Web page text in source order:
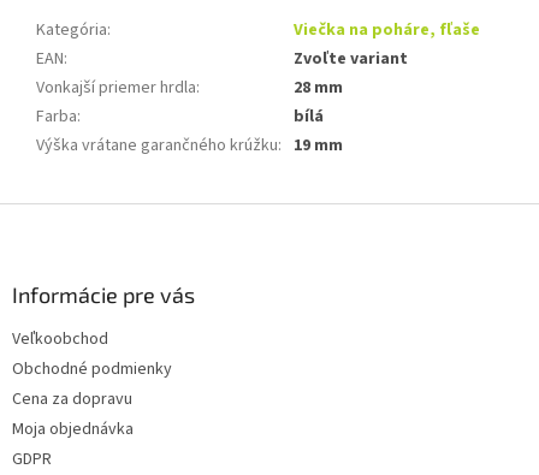
Kategória:
Viečka na poháre, fľaše
EAN:
Zvoľte variant
Vonkajší priemer hrdla:
28 mm
Farba:
bílá
Výška vrátane garančného krúžku: 19 mm
Informácie pre vás
Veľkoobchod
Obchodné podmienky
Cena za dopravu
Moja objednávka
GDPR